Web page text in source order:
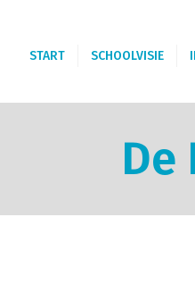
START SCHOOLVISIE
De